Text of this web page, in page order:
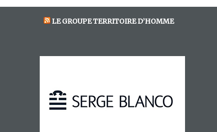
LE GROUPE TERRITOIRE D’HOMME